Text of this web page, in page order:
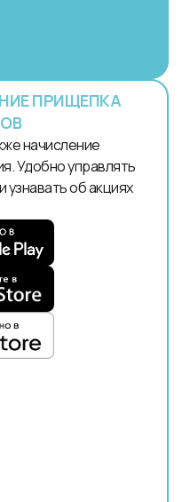
ПРИЩЕПКА
начисление
Удобно управлять
узнавать об акциях